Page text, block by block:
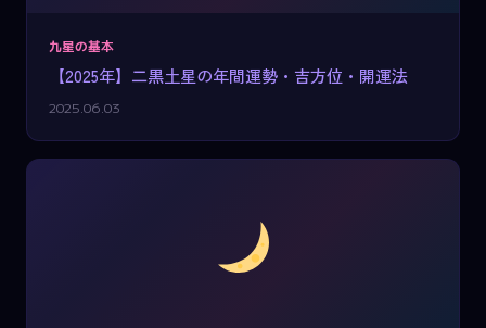
九星の基本
【2025年】二黒土星の年間運勢・吉方位・開運法
2025.06.03